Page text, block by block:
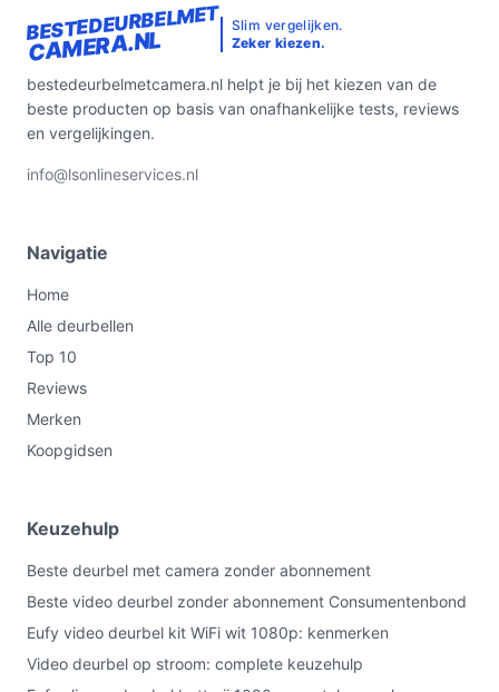
BESTEDEURBELMET
CAMERA.NL
Slim vergelijken.
Zeker kiezen.
bestedeurbelmetcamera.nl helpt je bij het kiezen van de
beste producten op basis van onafhankelijke tests, reviews
en vergelijkingen.
info@lsonlineservices.nl
Navigatie
Home
Alle deurbellen
Top 10
Reviews
Merken
Koopgidsen
Keuzehulp
Beste deurbel met camera zonder abonnement
Beste video deurbel zonder abonnement Consumentenbond
Eufy video deurbel kit WiFi wit 1080p: kenmerken
Video deurbel op stroom: complete keuzehulp